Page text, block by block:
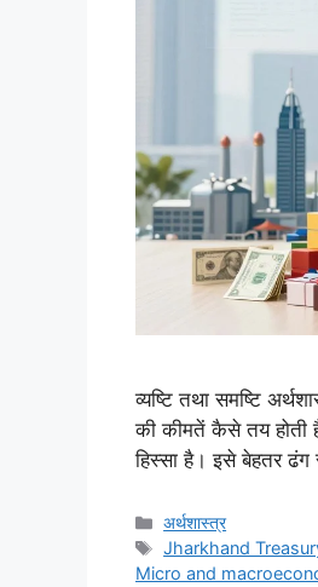
व्यष्टि तथा समष्टि
की कीमतें कैसे तय होती
हिस्सा है। इसे बेहतर
Categories
अर्थशास्त्र
Tags
Jharkhand
Micro and